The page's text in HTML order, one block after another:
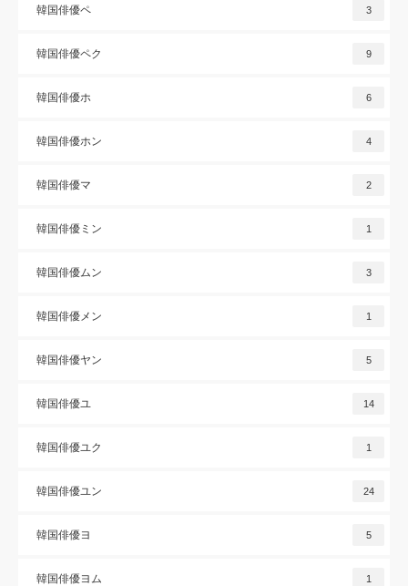
韓国俳優ペ 3
韓国俳優ペク 9
韓国俳優ホ 6
韓国俳優ホン 4
韓国俳優マ 2
韓国俳優ミン 1
韓国俳優ムン 3
韓国俳優メン 1
韓国俳優ヤン 5
韓国俳優ユ 14
韓国俳優ユク 1
韓国俳優ユン 24
韓国俳優ヨ 5
韓国俳優ヨム 1